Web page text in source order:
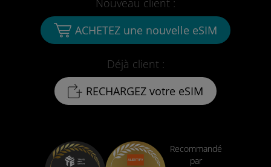
Déjà client :
RECHARGEZ votre eSIM
Nouveau client :
ACHETEZ une nouvelle eSIM
Recommandé
par